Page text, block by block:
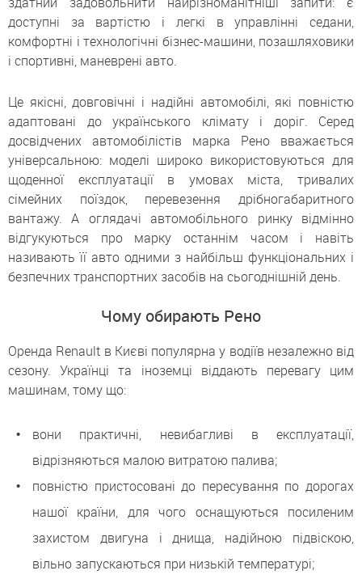
доступні за вартістю і легкі в управлінні седани,
комфортні і технологічні бізнес-машини, позашляховики
і спортивні, маневрені авто.
Це якісні, довговічні і надійні автомобілі, які повністю
адаптовані до українського клімату і доріг. Серед
досвідчених автомобілістів марка Рено вважається
універсальною: моделі широко використовуються для
щоденної експлуатації в умовах міста, тривалих
сімейних поїздок, перевезення дрібногабаритного
вантажу. А оглядачі автомобільного ринку відмінно
відгукуються про марку останнім часом і навіть
називають її авто одними з найбільш функціональних і
безпечних транспортних засобів на сьогоднішній день.
Чому обирають Рено
Оренда Renault в Києві популярна у водіїв незалежно від
сезону. Українці та іноземці віддають перевагу цим
машинам, тому що:
вони практичні, невибагливі в експлуатації,
відрізняються малою витратою палива;
повністю пристосовані до пересування по дорогах
нашої країни, для чого оснащуються посиленим
захистом двигуна і днища, надійною підвіскою,
вільно запускаються при низькій температурі;